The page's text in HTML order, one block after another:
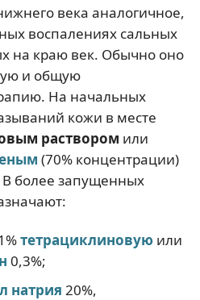
века аналогичное,
воспалениях сальных
на краю век. Обычно оно
и общую
На начальных
кожи в месте
раствором или
(70% концентрации)
В более запущенных
тетрациклиновую или
0,3%;
натрия 20%,